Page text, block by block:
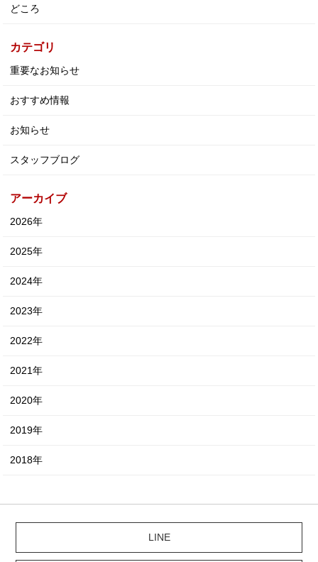
どころ
カテゴリ
重要なお知らせ
おすすめ情報
お知らせ
スタッフブログ
アーカイブ
2026年
2025年
2024年
2023年
2022年
2021年
2020年
2019年
2018年
LINE